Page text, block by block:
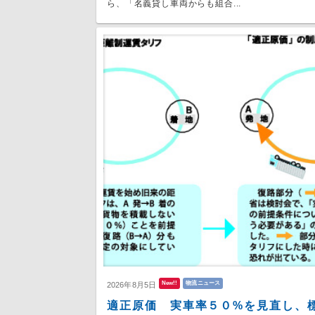
ら、「名義貸し車両からも組合...
2026年8月5日 New!! 物流ニュース
適正原価 実車率５０%を見直し、